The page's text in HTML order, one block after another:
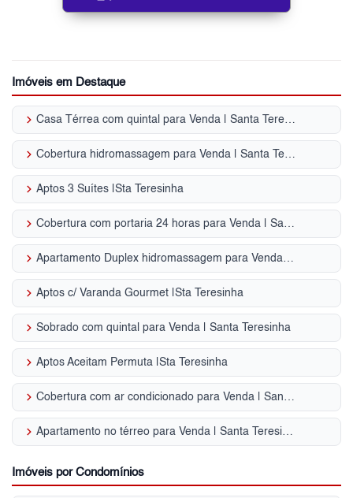
Imóveis em Destaque
keyboard_arrow_right Casa Térrea com quintal para Venda | Santa Teresinha
keyboard_arrow_right Cobertura hidromassagem para Venda | Santa Teresinha
keyboard_arrow_right Aptos 3 Suítes |Sta Teresinha
keyboard_arrow_right Cobertura com portaria 24 horas para Venda | Santa Teresinha
keyboard_arrow_right Apartamento Duplex hidromassagem para Venda | Santa Teresinha
keyboard_arrow_right Aptos c/ Varanda Gourmet |Sta Teresinha
keyboard_arrow_right Sobrado com quintal para Venda | Santa Teresinha
keyboard_arrow_right Aptos Aceitam Permuta |Sta Teresinha
keyboard_arrow_right Cobertura com ar condicionado para Venda | Santa Teresinha
keyboard_arrow_right Apartamento no térreo para Venda | Santa Teresinha
Imóveis por Condomínios